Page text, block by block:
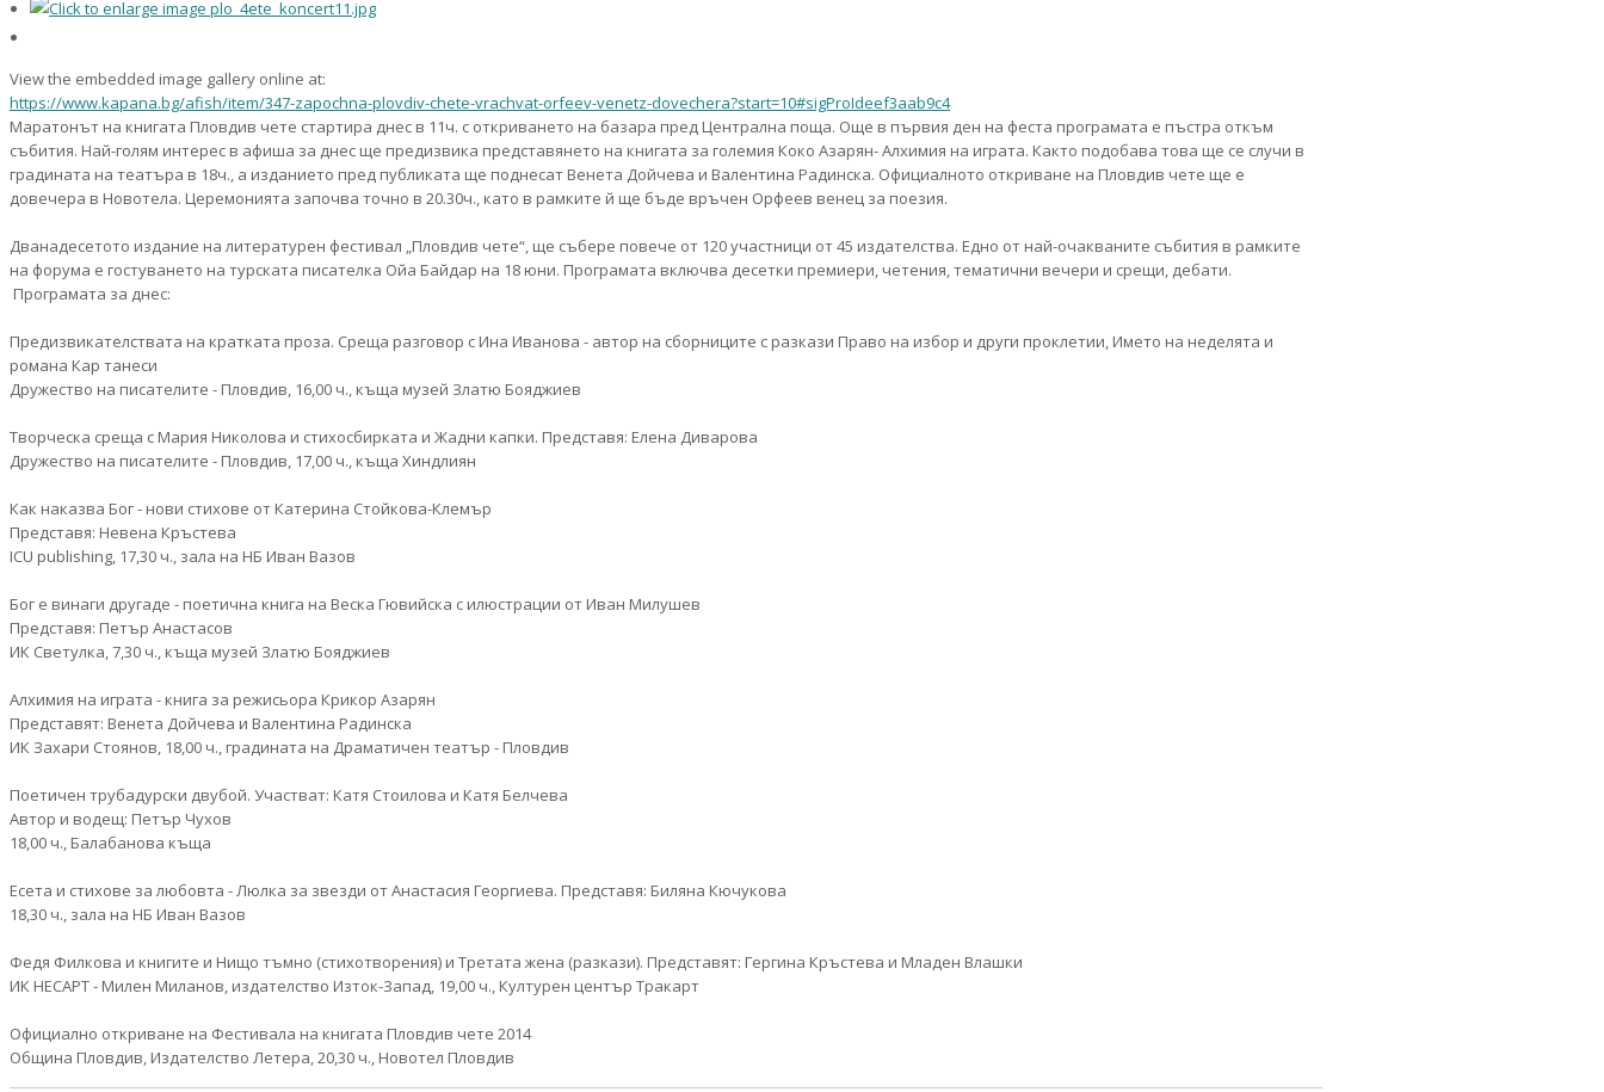
View the embedded image gallery online at:
https://www.kapana.bg/afish/item/347-zapochna-plovdiv-chete-vrachvat-orfeev-venetz-dovechera?start=10#sigProIdeef3aab9c4
Маратонът на книгата Пловдив чете стартира днес в 11ч. с откриването на базара пред Централна поща. Още в първия ден на феста програмата е пъстра откъм
събития. Най-голям интерес в афиша за днес ще предизвика представянето на книгата за големия Коко Азарян- Алхимия на играта. Както подобава това ще се случи в
градината на театъра в 18ч., а изданието пред публиката ще поднесат Венета Дойчева и Валентина Радинска. Официалното откриване на Пловдив чете ще е
довечера в Новотела. Церемонията започва точно в 20.30ч., като в рамките й ще бъде връчен Орфеев венец за поезия.
Дванадесетото издание на литературен фестивал „Пловдив чете“, ще събере повече от 120 участници от 45 издателства. Едно от най-очакваните събития в рамките
на форума е гостуването на турската писателка Ойа Байдар на 18 юни. Програмата включва десетки премиери, четения, тематични вечери и срещи, дебати.
Програмата за днес:
Предизвикателствата на кратката проза. Среща разговор с Ина Иванова - автор на сборниците с разкази Право на избор и други проклетии, Името на неделята и
романа Кар танеси
Дружество на писателите - Пловдив, 16,00 ч., къща музей Златю Бояджиев
Творческа среща с Мария Николова и стихосбирката и Жадни капки. Представя: Елена Диварова
Дружество на писателите - Пловдив, 17,00 ч., къща Хиндлиян
Как наказва Бог - нови стихове от Катерина Стойкова-Клемър
Представя: Невена Кръстева
ICU publishing, 17,30 ч., зала на НБ Иван Вазов
Бог е винаги другаде - поетична книга на Веска Гювийска с илюстрации от Иван Милушев
Представя: Петър Анастасов
ИК Светулка, 7,30 ч., къща музей Златю Бояджиев
Алхимия на играта - книга за режисьора Крикор Азарян
Представят: Венета Дойчева и Валентина Радинска
ИК Захари Стоянов, 18,00 ч., градината на Драматичен театър - Пловдив
Поетичен трубадурски двубой. Участват: Катя Стоилова и Катя Белчева
Автор и водещ: Петър Чухов
18,00 ч., Балабанова къща
Есета и стихове за любовта - Люлка за звезди от Анастасия Георгиева. Представя: Биляна Кючукова
18,30 ч., зала на НБ Иван Вазов
Федя Филкова и книгите и Нищо тъмно (стихотворения) и Третата жена (разкази). Представят: Гергина Кръстева и Младен Влашки
ИК НЕСАРТ - Милен Миланов, издателство Изток-Запад, 19,00 ч., Културен център Тракарт
Официално откриване на Фестивала на книгата Пловдив чете 2014
Община Пловдив, Издателство Летера, 20,30 ч., Новотел Пловдив